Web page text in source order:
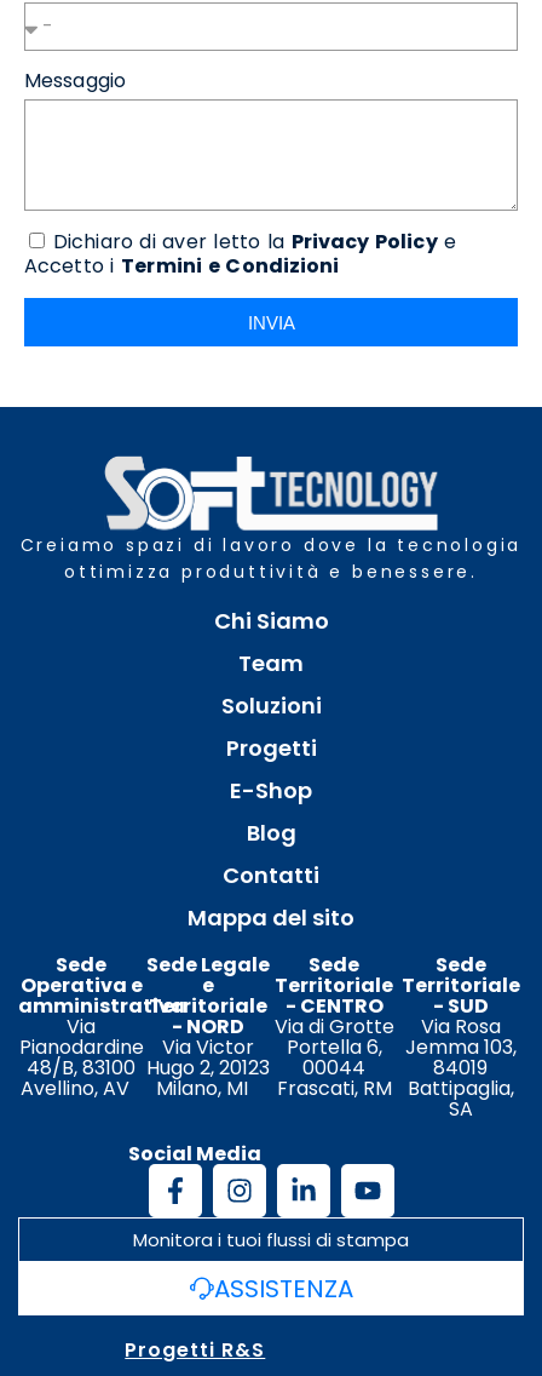
Messaggio
Dichiaro di aver letto la Privacy Policye
Accetto i Termini e Condizioni
INVIA
Creiamo spazi di lavoro dove la tecnologia
ottimizza produttività e benessere.
Chi Siamo
Team
Soluzioni
Progetti
E-Shop
Blog
Contatti
Mappa del sito
Sede
Operativa e
amministrativa
Via
Pianodardine
48/B, 83100
Avellino, AV
Sede Legale
e
Territoriale
- NORD
Via Victor
Hugo 2, 20123
Milano, MI
Sede
Territoriale
- CENTRO
Via di Grotte
Portella 6,
00044
Frascati, RM
Sede
Territoriale
- SUD
Via Rosa
Jemma 103,
84019
Battipaglia,
SA
Social Media
Monitora i tuoi flussi di stampa
ASSISTENZA
Progetti R&S